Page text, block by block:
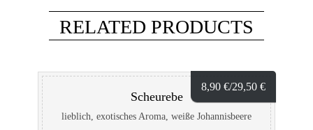
RELATED PRODUCTS
8,90 €/29,50 €
Scheurebe
lieblich, exotisches Aroma, weiße Johannisbeere